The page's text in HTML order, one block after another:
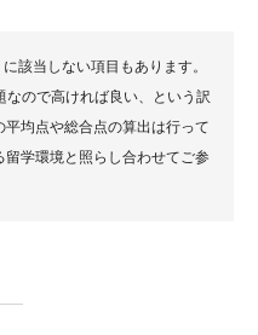
該当しない項目もあります。
なので高ければ良い、という訳
均点や総合点の算出は行って
学環境と照らし合わせてご参